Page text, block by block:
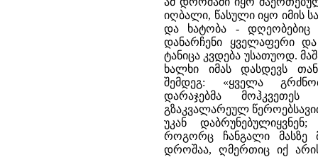
იღბალი, წასული იყო იმის
და ხატობა -
დანარჩენი ყველაფერი
ტანიცა კვდება უსათუოდ.
ხალხი იმას დასდევს
შემდეგ: «ყველა
დარაჯებმა
გზაკვალარეულ
უკან
როგორც ჩანგალი მასზე
დროშაა, ღმერთიც იქ